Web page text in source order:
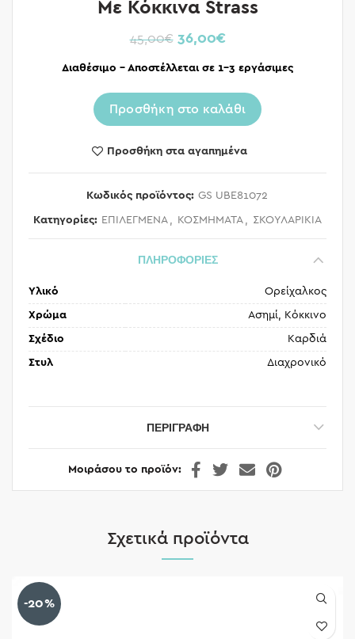
Με Κόκκινα Strass
45,00€ 36,00€
Διαθέσιμο – Αποστέλλεται σε 1-3 εργάσιμες
Προσθήκη στο καλάθι
Προσθήκη στα αγαπημένα
Κωδικός προϊόντος: GS UBE81072
Κατηγορίες: ΕΠΙΛΕΓΜΕΝΑ , ΚΟΣΜΗΜΑΤΑ , ΣΚΟΥΛΑΡΙΚΙΑ
ΠΛΗΡΟΦΟΡΙΕΣ
Υλικό Ορείχαλκος
Χρώμα Ασημί, Κόκκινο
Σχέδιο Καρδιά
Στυλ Διαχρονικό
ΠΕΡΙΓΡΑΦΉ
Μοιράσου το προϊόν
Σχετικά προϊόντα
-20%